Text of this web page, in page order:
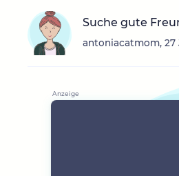
Suche gute
antoniacatmom, 27